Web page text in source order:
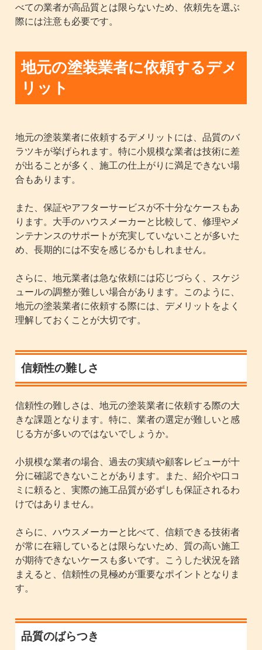
べての業者が高品質とは限らないため、依頼先を選ぶ
際には注意も必要です。
地元の塗装業者に依頼するデメ
リット
地元の塗装業者に依頼するデメリットには、品質のバ
ラツキが挙げられます。特に小規模な業者は技術に差
が出ることが多く、施工の仕上がりに満足できない場
合もあります。
また、保証やアフターサービスが不十分なケースもあ
ります。大手のハウスメーカーと比較して、修理やメ
ンテナンスのサポートが充実していないことが多いた
め、長期的には不安を感じるかもしれません。
さらに、地元業者は急な依頼には応じづらく、スケジ
ュールの調整が難しい場合があります。このように、
地元の塗装業者に依頼する際には、デメリットをよく
理解しておくことが大切です。
信頼性の難しさ
信頼性の難しさは、地元の塗装業者に依頼する際の大
きな課題となります。特に、業者の選定が難しいと感
じる方が多いのではないでしょうか。
小規模な業者の場合、過去の実績や顧客レビューが十
分に確認できないことがあります。また、紹介や口コ
ミに頼ると、実際の施工品質が必ずしも保証されるわ
けではありません。
さらに、ハウスメーカーと比べて、信頼できる技術者
が常に在籍しているとは限らないため、質の高い施工
が期待できないケースも多いです。こうした状況を踏
まえると、信頼性の見極めが重要なポイントとなりま
す。
品質のばらつき